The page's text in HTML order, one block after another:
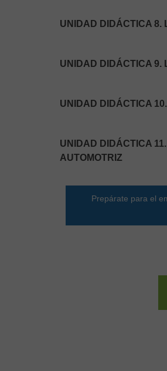
UNIDAD DIDÁCTICA 8.
UNIDAD DIDÁCTICA 9.
UNIDAD DIDÁCTICA
UNIDAD DIDÁCTICA
AUTOMOTRIZ
Prepárate para el